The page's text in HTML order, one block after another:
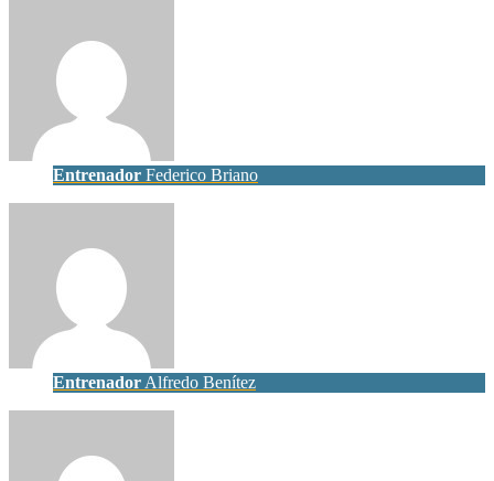
Entrenador Federico Briano
Entrenador Alfredo Benítez